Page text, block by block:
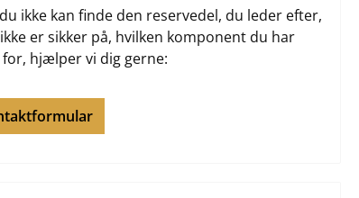
ikke kan finde den reservedel, du leder efter,
er sikker på, hvilken komponent du har
hjælper vi dig gerne: